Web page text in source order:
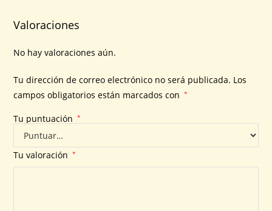
Valoraciones
No hay valoraciones aún.
Tu dirección de correo electrónico no será publicada. Los
campos obligatorios están marcados con
*
Tu puntuación *
Tu valoración *